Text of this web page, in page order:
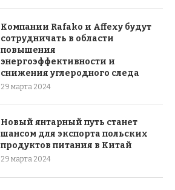
Компании Rafako и Affexy будут
сотрудничать в области
повышения
энергоэффективности и
снижения углеродного следа
29 марта 2024
Новый янтарный путь станет
шансом для экспорта польских
продуктов питания в Китай
29 марта 2024